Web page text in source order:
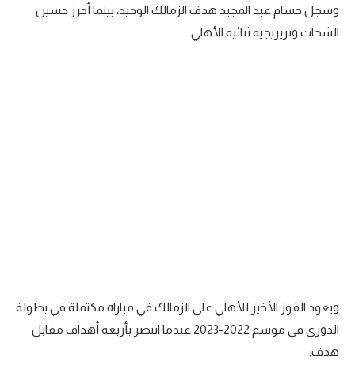
فيديو في الجول
وسجل حسام عبد المجيد هدف الزمالك الوحيد، بينما أحرز حسين
الشحات وتريزيجيه ثنائية الأهلي.
ويعود الفوز الأخير للأهلي على الزمالك في مباراة مكتملة في بطولة
الدوري في موسم 2022-2023 عندما انتصر بأربعة أهداف مقابل
هدف.